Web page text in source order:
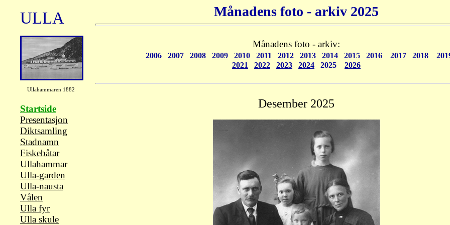
ULLA
Ullahammaren 1882
Startside
Presentasjon
Diktsamling
Stadnamn
Fiskebåtar
Ullahammar
Ulla-garden
Ulla-nausta
Vålen
Ulla fyr
Ulla skule
Månadens foto - arkiv 2025
Månadens foto - arkiv:
2006 2007 2008 2009 2010 2011 2012 2013 2014 2015 2016 2017 2018
2021
2022 2023 2024 2025 2026
Desember 2025